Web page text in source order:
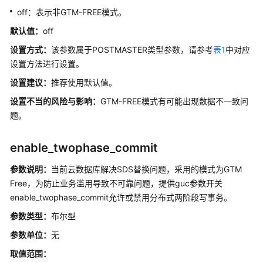
置
回
相
滚
相
关
参
off：表示非GTM-FREE模式。
默认值： off
设置方式： 该参数属于POSTMASTER类型参数，请参考表1中对应
设置方法进行设置。
设置建议： 推荐使用默认值。
设置不当的风险与影响： GTM-FREE模式有可能出现数据不一致问
题。
enable_twophase_commit
参数说明： 当前云数据库解决SDS替换问题，采用的模式为GTM
Free，为防止业务滥用导致不可靠问题，提供guc参数开关
enable_twophase_commit允许或禁用分布式两阶段写事务。
参数类型： 布尔型
参数单位： 无
取值范围：